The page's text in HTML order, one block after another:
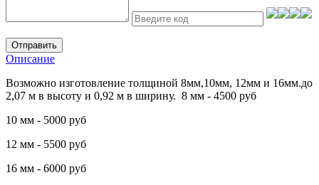
Отправить
Описание
Возможно изготовление толщиной 8мм,10мм, 12мм и 16мм.до
2,07 м в высоту и 0,92 м в ширину. 8 мм - 4500 руб
10 мм - 5000 руб
12 мм - 5500 руб
16 мм - 6000 руб